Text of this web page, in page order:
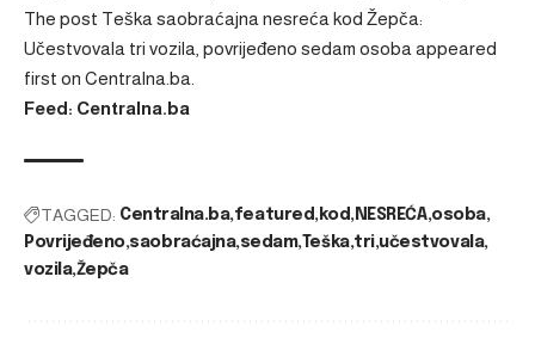
The post Teška saobraćajna nesreća kod Žepča:
Učestvovala tri vozila, povrijeđeno sedam osoba appeared
first on Centralna.ba
Feed: Centralna.ba
TAGGED: Centralna.ba featured kod NESREĆA osoba
Povrijeđeno saobraćajna sedam Teška tri učestvovala
vozila Žepča